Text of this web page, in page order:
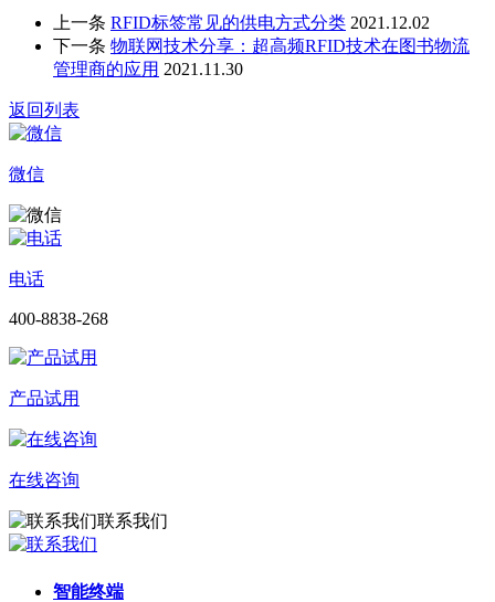
上一条 RFID标签常见的供电方式分类 2021.12.02
下一条 物联网技术分享：超高频RFID技术在图书物流
管理商的应用 2021.11.30
返回列表
微信
电话
400-8838-268
产品试用
在线咨询
联系我们
智能终端